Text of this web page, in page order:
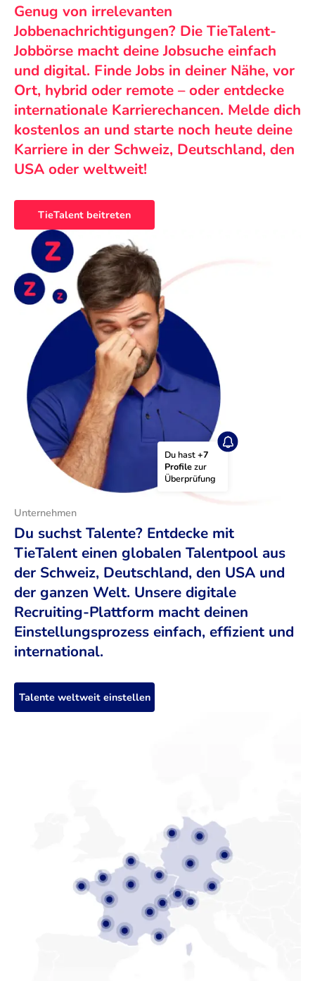
Genug von irrelevanten
Jobbenachrichtigungen? Die TieTalent-
Jobbörse macht deine Jobsuche einfach
und digital. Finde Jobs in deiner Nähe, vor
Ort, hybrid oder remote – oder entdecke
internationale Karrierechancen. Melde dich
kostenlos an und starte noch heute deine
Karriere in der Schweiz, Deutschland, den
USA oder weltweit!
TieTalent beitreten
Du hast +7
Profile zur
Überprüfung
Unternehmen
Du suchst Talente? Entdecke mit
TieTalent einen globalen Talentpool aus
der Schweiz, Deutschland, den USA und
der ganzen Welt. Unsere digitale
Recruiting-Plattform macht deinen
Einstellungsprozess einfach, effizient und
international.
Talente weltweit einstellen